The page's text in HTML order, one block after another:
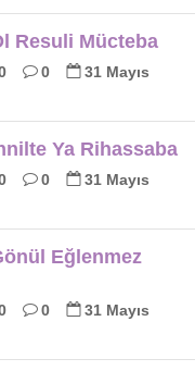
Resuli Mücteba
0
31 Mayıs
Ya Rihassaba
0
31 Mayıs
Eğlenmez
0
31 Mayıs